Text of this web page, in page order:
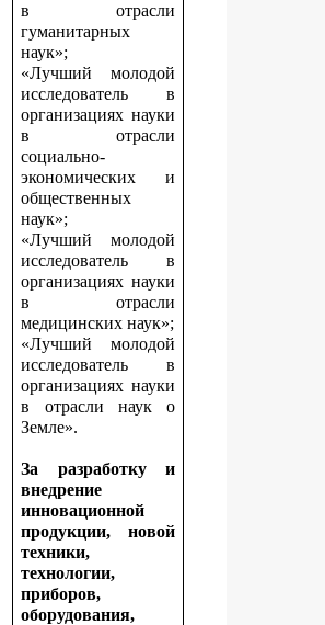
в отрасли
гуманитарных
наук»;
«Лучший молодой
исследователь в
организациях науки
в отрасли
социально-
экономических и
общественных
наук»;
«Лучший молодой
исследователь в
организациях науки
в отрасли
медицинских наук»;
«Лучший молодой
исследователь в
организациях науки
в отрасли наук о
Земле».
За разработку и
внедрение
инновационной
продукции, новой
техники,
технологии,
приборов,
оборудования,